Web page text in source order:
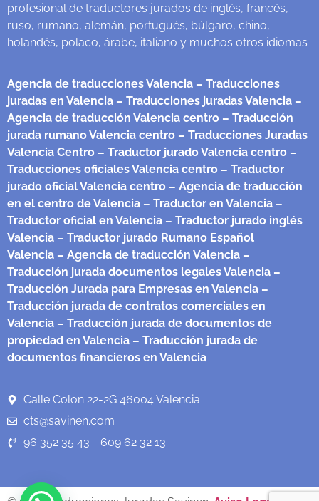
profesional de traductores jurados de inglés, francés,
ruso, rumano, alemán, portugués, búlgaro, chino,
holandés, polaco, árabe, italiano y muchos otros idiomas
Agencia de traducciones Valencia – Traducciones
juradas en Valencia – Traducciones juradas Valencia –
Agencia de traducción Valencia centro – Traducción
jurada rumano Valencia centro – Traducciones Juradas
Valencia Centro – Traductor jurado Valencia centro –
Traducciones oficiales Valencia centro – Traductor
jurado oficial Valencia centro – Agencia de traducción
en el centro de Valencia – Traductor en Valencia –
Traductor oficial en Valencia – Traductor jurado inglés
Valencia – Traductor jurado Rumano Español
Valencia – Agencia de traducción Valencia –
Traducción jurada documentos legales Valencia –
Traducción Jurada para Empresas en Valencia –
Traducción jurada de contratos comerciales en
Valencia – Traducción jurada de documentos de
propiedad en Valencia – Traducción jurada de
documentos financieros en Valencia
Calle Colon 22-2G 46004 Valencia
cts@savinen.com
96 352 35 43 - 609 62 32 13